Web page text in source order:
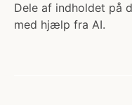
Dele af indholdet på
med hjælp fra AI.